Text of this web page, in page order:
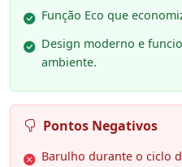
Função Eco que
Design moderno e
ambiente.
Pontos Negativos
Barulho durante o ciclo